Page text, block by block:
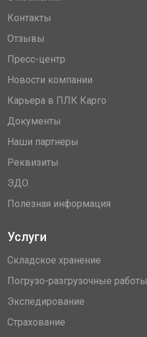
Контакты
Отзывы
Пресс-центр
Новости компании
Карьера в ПЛК Карго
Документы
Наши партнеры
Реквизиты
ЭДО
Полезная информация
Услуги
Складское хранение
Погрузо-разгрузочные работы
Экспедирование
Страхование